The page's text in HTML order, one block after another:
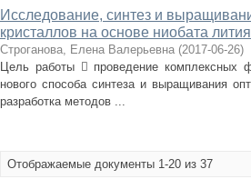
Исследование, синтез и
кристаллов на основе ниобата лития
Строганова, Елена Валерьевна (2017-06-26)
Цель работы  проведение комплексных
нового способа синтеза и выращивания
разработка методов ...
Отображаемые документы 1-20 из 37